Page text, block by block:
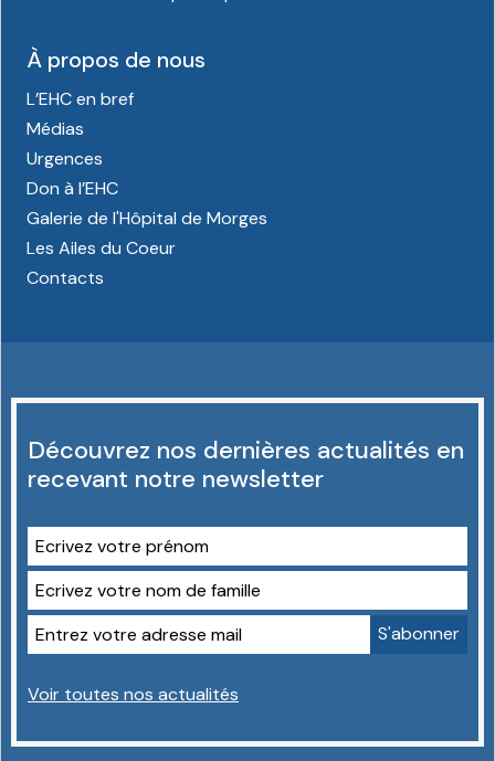
À propos de nous
L’EHC en bref
Médias
Urgences
Don à l’EHC
Galerie de l'Hôpital de Morges
Les Ailes du Coeur
Contacts
Découvrez nos dernières actualités en
recevant notre newsletter
Voir toutes nos actualités